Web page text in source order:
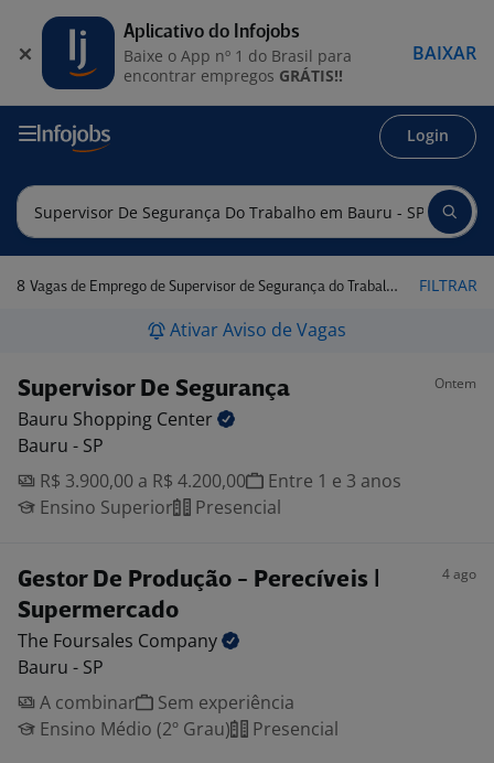
Login
8 Vagas de Emprego de Supervisor de Segurança do Trabalho em Bauru - SP FILTRAR
Ativar Aviso de Vagas
Supervisor De Segurança Ontem
Bauru Shopping Center
Bauru - SP
R$ 3.900,00 a R$ 4.200,00
Entre 1 e 3 anos
Ensino Superior
Presencial
Gestor De Produção - Perecíveis |
Supermercado
4 ago
The Foursales Company
Bauru - SP
A combinar
Sem experiência
Ensino Médio (2º Grau)
Presencial
Aplicativo do Infojobs
Baixe o App nº 1 do Brasil para
encontrar empregos GRÁTIS!!
BAIXAR